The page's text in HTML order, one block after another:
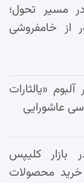
مسیر تحول؛
از خامفروشی
«یالثارات
عاشورایی
بازار کلیپس
خرید محصولات